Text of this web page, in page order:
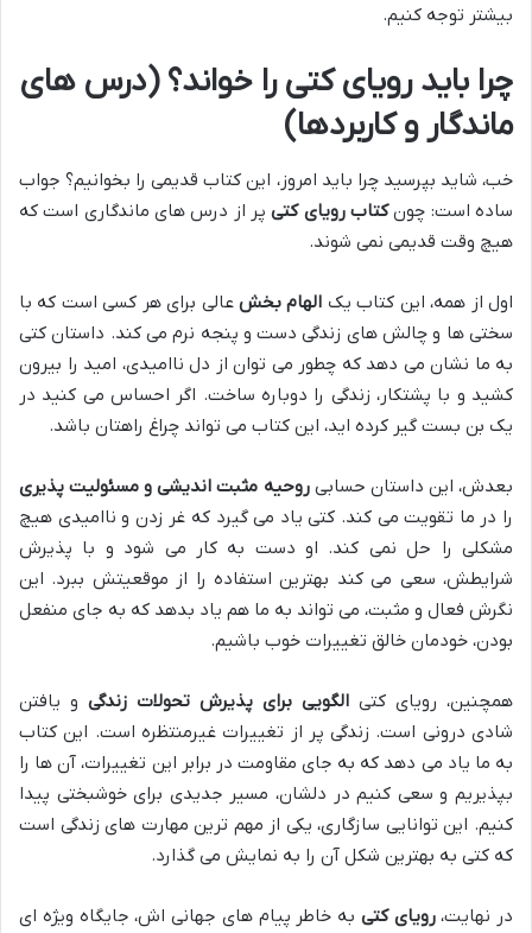
بیشتر توجه کنیم.
چرا باید رویای کتی را خواند؟ (درس های
ماندگار و کاربردها)
خب، شاید بپرسید چرا باید امروز، این کتاب قدیمی را بخوانیم؟ جواب
ساده است: چونکتاب رویای کتیپر از درس های ماندگاری است که
هیچ وقت قدیمی نمی شوند.
اول از همه، این کتاب یک الهام بخش عالی برای هر کسی است که با
سختی ها و چالش های زندگی دست و پنجه نرم می کند. داستان کتی
به ما نشان می دهد که چطور می توان از دل ناامیدی، امید را بیرون
کشید و با پشتکار، زندگی را دوباره ساخت. اگر احساس می کنید در
یک بن بست گیر کرده اید، این کتاب می تواند چراغ راهتان باشد.
بعدش، این داستان حسابیروحیه مثبت اندیشی و مسئولیت پذیری
را در ما تقویت می کند. کتی یاد می گیرد که غر زدن و ناامیدی هیچ
مشکلی را حل نمی کند. او دست به کار می شود و با پذیرش
شرایطش، سعی می کند بهترین استفاده را از موقعیتش ببرد. این
نگرش فعال و مثبت، می تواند به ما هم یاد بدهد که به جای منفعل
بودن، خودمان خالق تغییرات خوب باشیم.
همچنین، رویای کتی الگویی برای پذیرش تحولات زندگی و یافتن
شادی درونی است. زندگی پر از تغییرات غیرمنتظره است. این کتاب
به ما یاد می دهد که به جای مقاومت در برابر این تغییرات، آن ها را
بپذیریم و سعی کنیم در دلشان، مسیر جدیدی برای خوشبختی پیدا
کنیم. این توانایی سازگاری، یکی از مهم ترین مهارت های زندگی است
که کتی به بهترین شکل آن را به نمایش می گذارد.
در نهایت،رویای کتی به خاطر پیام های جهانی اش، جایگاه ویژه ای